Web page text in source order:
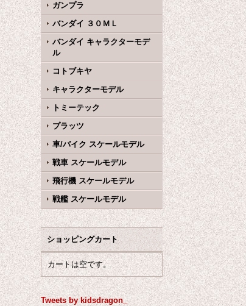
ガンプラ
バンダイ ３０ＭＬ
バンダイ キャラクターモデ
ル
コトブキヤ
キャラクターモデル
トミーテック
プラッツ
車/バイク スケールモデル
戦車 スケールモデル
飛行機 スケールモデル
戦艦 スケールモデル
ショッピングカート
カートは空です。
Tweets by kidsdragon_